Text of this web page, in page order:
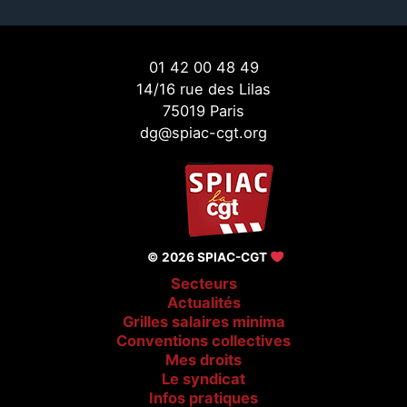
01 42 00 48 49
14/16 rue des Lilas
75019 Paris
dg@spiac-cgt.org
© 2026 SPIAC-CGT
Secteurs
Actualités
Grilles salaires minima
Conventions collectives
Mes droits
Le syndicat
Infos pratiques